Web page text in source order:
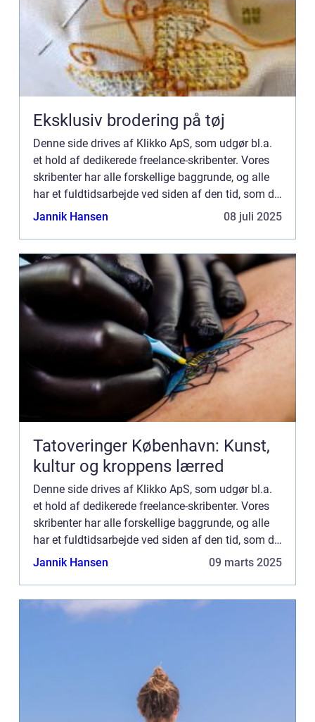
Eksklusiv brodering på tøj
Denne side drives af Klikko ApS, som udgør bl.a.
et hold af dedikerede freelance-skribenter. Vores
skribenter har alle forskellige baggrunde, og alle
har et fuldtidsarbejde ved siden af den tid, som de
bruger på at skrive aktuelle indlæg til denne bl...
Jannik Hansen 08 juli 2025
Tatoveringer København: Kunst,
kultur og kroppens lærred
Denne side drives af Klikko ApS, som udgør bl.a.
et hold af dedikerede freelance-skribenter. Vores
skribenter har alle forskellige baggrunde, og alle
har et fuldtidsarbejde ved siden af den tid, som de
bruger på at skrive aktuelle indlæg til denne bl...
Jannik Hansen 09 marts 2025